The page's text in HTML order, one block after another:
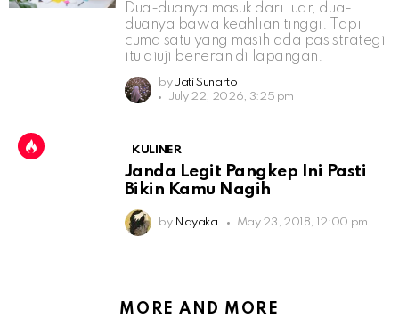
Dua-duanya masuk dari luar, dua-
duanya bawa keahlian tinggi. Tapi
cuma satu yang masih ada pas strategi
itu diuji beneran di lapangan.
by Jati Sunarto
July 22, 2026, 3:25 pm
KULINER
Janda Legit Pangkep Ini Pasti
Bikin Kamu Nagih
by Nayaka May 23, 2018, 12:00 pm
MORE AND MORE